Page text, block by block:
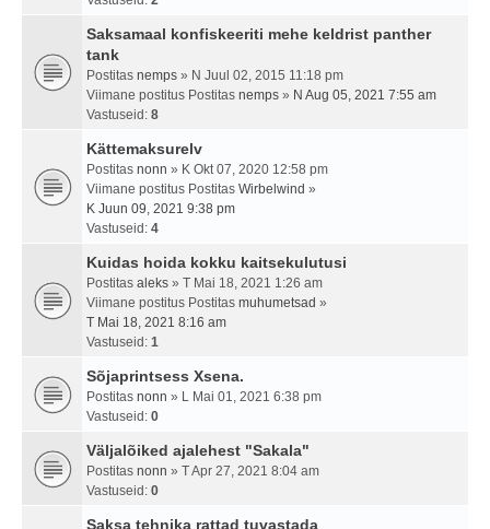
Saksamaal konfiskeeriti mehe keldrist panther
tank
Postitas nemps » N Juul 02, 2015 11:18 pm
Viimane postitus Postitas nemps » N Aug 05, 2021 7:55 am
Vastuseid: 8
Kättemaksurelv
Postitas nonn » K Okt 07, 2020 12:58 pm
Viimane postitus Postitas Wirbelwind »
K Juun 09, 2021 9:38 pm
Vastuseid: 4
Kuidas hoida kokku kaitsekulutusi
Postitas aleks » T Mai 18, 2021 1:26 am
Viimane postitus Postitas muhumetsad »
T Mai 18, 2021 8:16 am
Vastuseid: 1
Sõjaprintsess Xsena.
Postitas nonn » L Mai 01, 2021 6:38 pm
Vastuseid: 0
Väljalõiked ajalehest "Sakala"
Postitas nonn » T Apr 27, 2021 8:04 am
Vastuseid: 0
Saksa tehnika rattad tuvastada